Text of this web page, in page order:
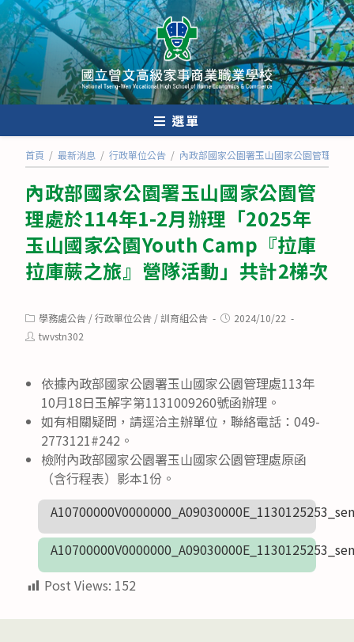
跳
轉
至
主
要
內
選單
首頁 / 最新消息 / 行政單位公告 / 內政部國家公園署玉山國家公園管理處
內政部國家公園署玉山國家公園管
理處於114年1-2月辦理「2025年
玉山國家公園Youth Camp『拉庫
拉庫蕨之旅』營隊活動」共計2梯次
Post
category:
學務處公告 /行政單位公告 /訓育組公告
Post2024/10/22
Posttwvstn302
依據內政部國家公園署玉山國家公園管理處113年
10月18日玉解字第1131009260號函辦理。
如有相關疑問，請逕洽主辦單位，聯絡電話：049-
2773121#242。
檢附內政部國家公園署玉山國家公園管理處原函
（含行程表）影本1份。
Post Views: 152